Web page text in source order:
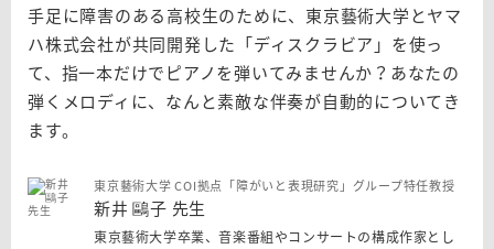
手足に障害のある高校生のために、東京藝術大学とヤマ
ハ株式会社が共同開発した「ディスクラビア」を使っ
て、指一本だけでピアノを弾いてみませんか？あなたの
弾くメロディに、なんと素敵な伴奏が自動的についてき
ます。
東京藝術大学 COI拠点「障がいと表現研究」グループ特任教授
新井 鷗子 先生
東京藝術大学卒業、音楽番組やコンサートの構成作家とし